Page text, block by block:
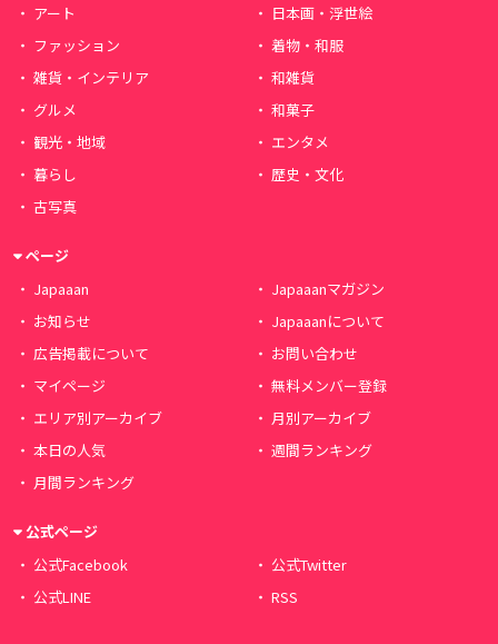
アート
日本画・浮世絵
ファッション
着物・和服
雑貨・インテリア
和雑貨
グルメ
和菓子
観光・地域
エンタメ
暮らし
歴史・文化
古写真
ページ
Japaaan
Japaaanマガジン
お知らせ
Japaaanについて
広告掲載について
お問い合わせ
マイページ
無料メンバー登録
エリア別アーカイブ
月別アーカイブ
本日の人気
週間ランキング
月間ランキング
公式ページ
公式Facebook
公式Twitter
公式LINE
RSS